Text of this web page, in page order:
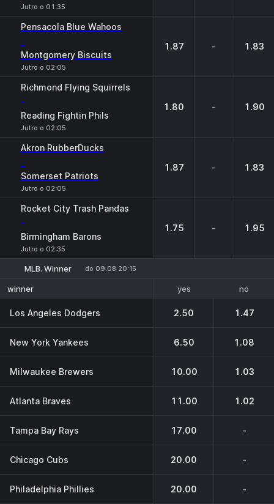
Jutro o 01:35
Pensacola Blue Wahoos
-
Montgomery Biscuits
Jutro o 02:05
1.87 - 1.83
Richmond Flying Squirrels
-
Reading Fightin Phils
Jutro o 02:05
1.80 - 1.90
Akron RubberDucks
-
Somerset Patriots
Jutro o 02:05
1.87 - 1.83
Rocket City Trash Pandas
-
Birmingham Barons
Jutro o 02:35
1.75 - 1.95
MLB. Winner do 09.08 20:15
winner yes no
Los Angeles Dodgers 2.50 1.47
New York Yankees 6.50 1.08
Milwaukee Brewers 10.00 1.03
Atlanta Braves 11.00 1.02
Tampa Bay Rays 17.00 -
Chicago Cubs 20.00 -
Philadelphia Phillies 20.00 -